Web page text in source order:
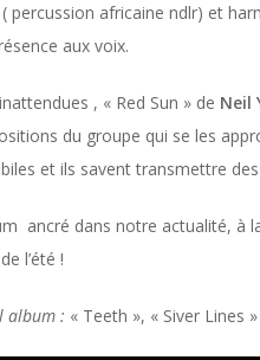
africaine ndlr) et
aux voix.
, « Red Sun » de Neil
du groupe qui se les
et ils savent transmettre
ancré dans notre actualité,
l’été !
album : « Teeth », « Siver Lines